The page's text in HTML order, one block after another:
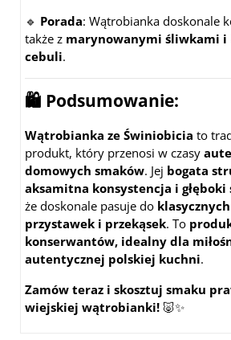
🔹 Porada: Wątrobianka doskonale
także z marynowanymi śliwkami i
cebuli.
🛍️ Podsumowanie:
Wątrobianka ze Świniobicia to
produkt, który przenosi w czasy
domowych smaków. Jej bogata
aksamitna konsystencja i głęboki
że doskonale pasuje do
przystawek i przekąsek. To
konserwantów, idealny dla
autentycznej polskiej kuchni.
Zamów teraz i skosztuj smaku
wiejskiej wątrobianki! 🐷✨